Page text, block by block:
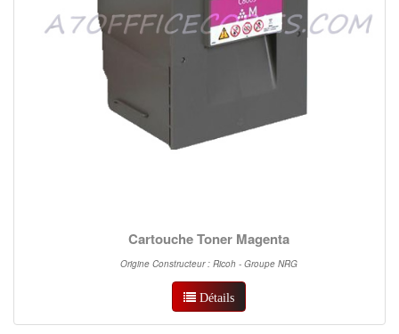
Cartouche Toner Magenta
Origine Constructeur : Ricoh - Groupe NRG
Détails